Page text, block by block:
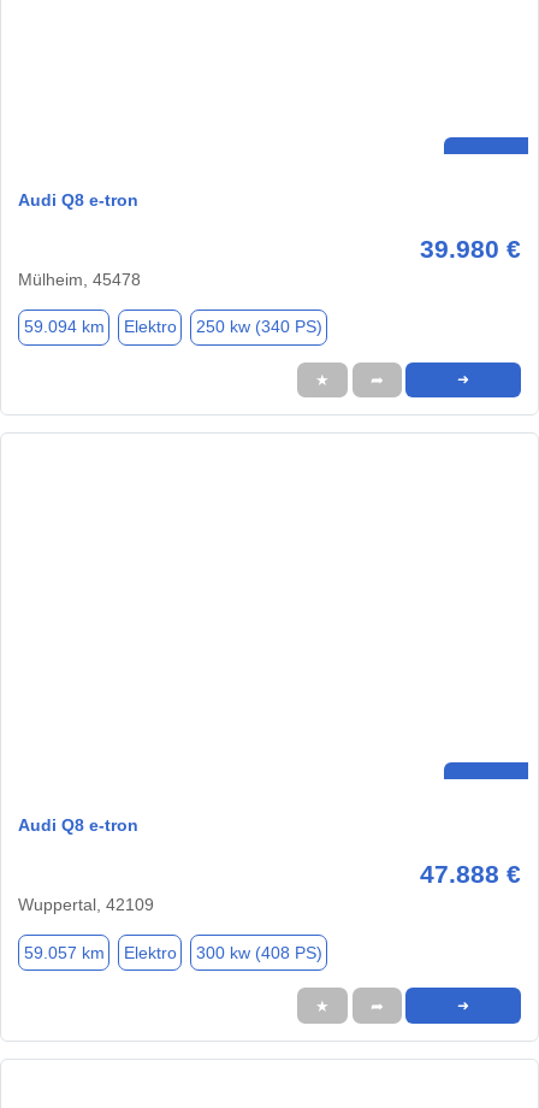
Audi Q8 e-tron
39.980 €
Mülheim, 45478
59.094 km Elektro 250 kw (340 PS)
★ ➦ ➜
Audi Q8 e-tron
47.888 €
Wuppertal, 42109
59.057 km Elektro 300 kw (408 PS)
★ ➦ ➜